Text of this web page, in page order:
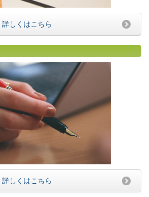
詳しくはこちら
詳しくはこちら